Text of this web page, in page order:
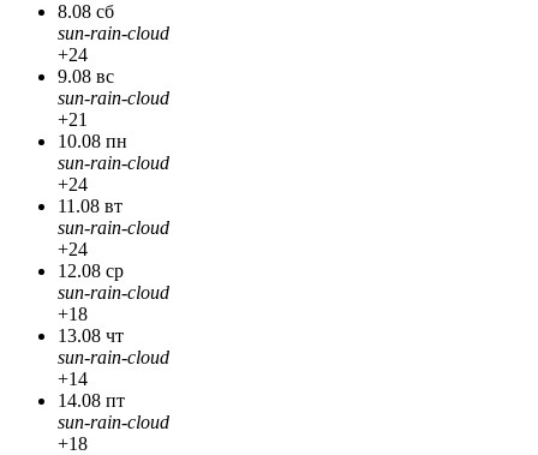
8.08 сб
sun-rain-cloud
+24
9.08 вс
sun-rain-cloud
+21
10.08 пн
sun-rain-cloud
+24
11.08 вт
sun-rain-cloud
+24
12.08 ср
sun-rain-cloud
+18
13.08 чт
sun-rain-cloud
+14
14.08 пт
sun-rain-cloud
+18